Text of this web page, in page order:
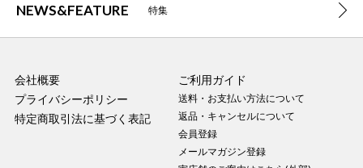
NEWS&FEATURE 特集
会社概要
プライバシーポリシー
特定商取引法に基づく表記
ご利用ガイド
送料・お支払い方法について
返品・キャンセルについて
会員登録
メールマガジン登録